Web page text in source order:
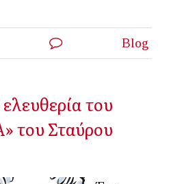
Blog
του
του Σταύρου